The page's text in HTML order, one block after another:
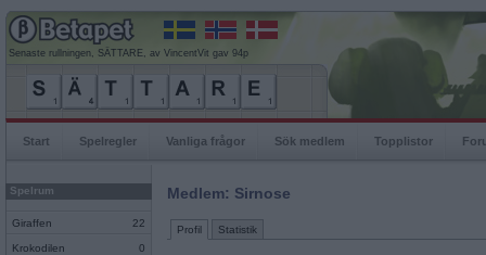
Senaste rullningen, SÄTTARE, av VincentVit gav 94p
Start Spelregler Vanliga frågor Sök medlem Topplistor
Spelrum
Giraffen 22
Krokodilen 0
Medlem: Sirnose
Profil Statistik